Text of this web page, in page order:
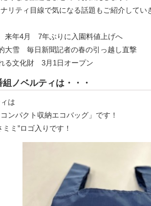
リティ目線で気になる話題もご紹介してい
来年4月 7年ぶりに入園料値上げへ
大雪 毎日新聞記者の春の引っ越し直撃
る文化財 3月1日オープン
ノベルティは・・・
は
ンパクト収納エコバッグ」です！
ミ”ロゴ入りです！